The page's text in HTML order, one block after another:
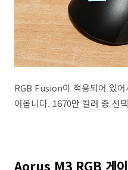
RGB Fusion이 적용되어 있
어옵니다. 1670만 컬러 중 선
Aorus M3 RGB 게이